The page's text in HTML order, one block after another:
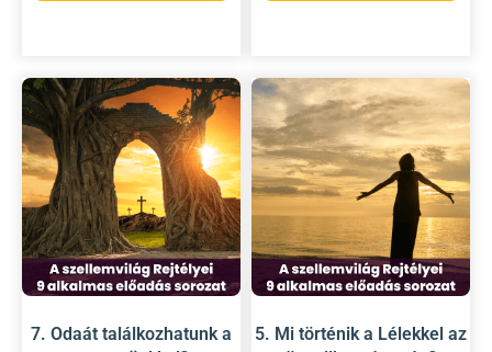
7. Odaát találkozhatunk a
5. Mi történik a Lélekkel az